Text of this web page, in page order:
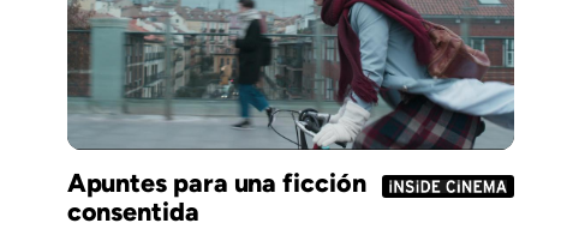
Apuntes para una ficción
consentida